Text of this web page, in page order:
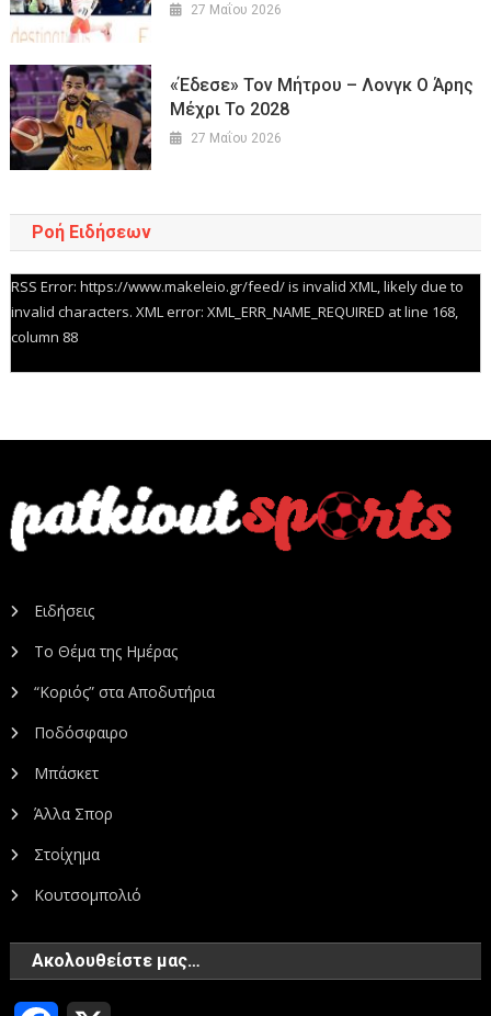
27 Μαΐου 2026
«Έδεσε» Τον Μήτρου – Λονγκ Ο Άρης
Μέχρι Το 2028
27 Μαΐου 2026
Ροή Ειδήσεων
RSS Error: https://www.makeleio.gr/feed/ is invalid XML, likely due to
invalid characters. XML error: XML_ERR_NAME_REQUIRED at line 168,
column 88
Ειδήσεις
Το Θέμα της Ημέρας
“Κοριός” στα Αποδυτήρια
Ποδόσφαιρο
Μπάσκετ
Άλλα Σπορ
Στοίχημα
Κουτσομπολιό
Ακολουθείστε μας…